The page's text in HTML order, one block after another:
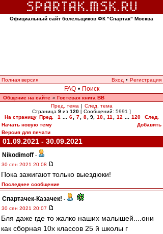
Официальный сайт болельщиков ФК "Спартак" Москва
Полная версия Вход • Регистрация
FAQ • Поиск
Общение на сайте » Гостевая книга ВВ
Пред. тема | След. тема
Страница 9 из 120 [ Сообщений: 5991 ]
На страницу Пред. 1 6 7 8 9, 10 11 12 120
След.
Начать новую тему
Добавить
Версия для печати
01.09.2021 - 30.09.2021
Nikodimoff -
30 сен 2021 20:08
Пока зажигают только выездюки!
Последнее сообщение
Спартачек-Казачек! -
30 сен 2021 20:07
Бля даже где то жалко наших малышей....они
как сборная 10х классов 25 й школы г